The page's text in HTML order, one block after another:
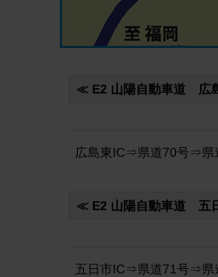
≪ E2 山陽自動車道
広島東IC⇒県道70号⇒
≪ E2 山陽自動車道
五日市IC⇒県道71号⇒県